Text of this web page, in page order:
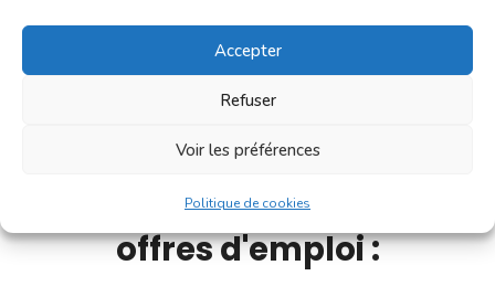
Accepter
Refuser
Voir les préférences
Politique de cookies
Consultez nos
offres d'emploi :